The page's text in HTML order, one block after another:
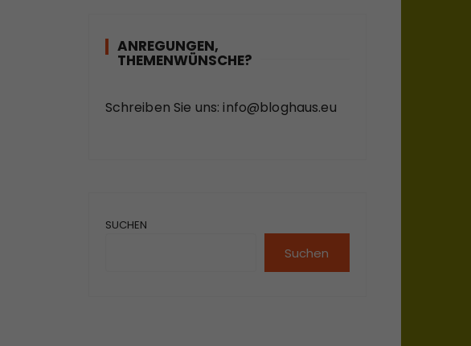
ANREGUNGEN,
THEMENWÜNSCHE?
Schreiben Sie uns: info@bloghaus.eu
SUCHEN
Suchen